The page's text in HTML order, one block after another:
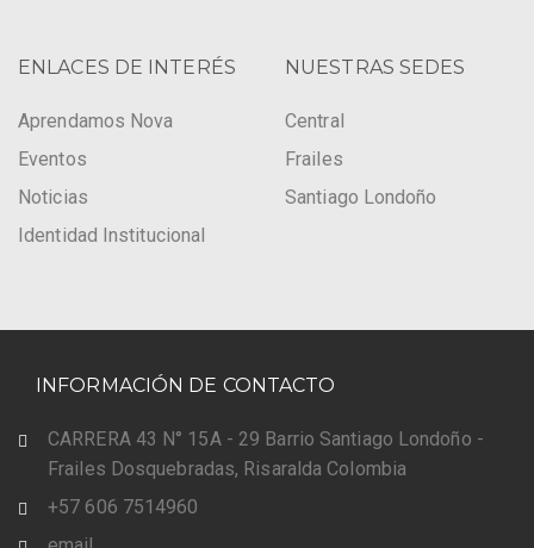
ENLACES DE INTERÉS
Aprendamos Nova
Eventos
Noticias
Identidad Institucional
NUESTRAS SEDES
Central
Frailes
Santiago Londoño
INFORMACIÓN DE CONTACTO
CARRERA 43 N° 15A - 29 Barrio Santiago Londoño -
Frailes Dosquebradas, Risaralda Colombia
+57 606 7514960